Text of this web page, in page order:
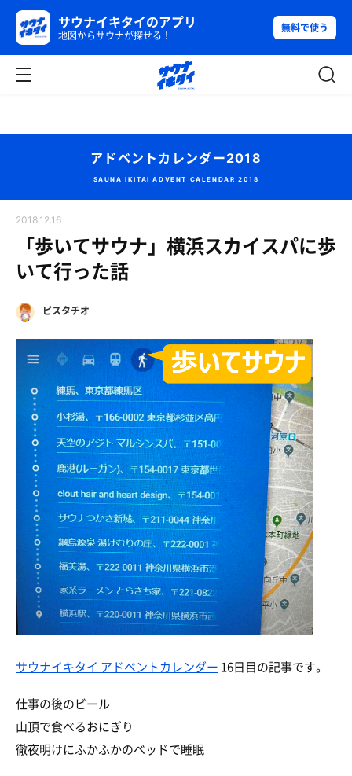
サウナイキタイのアプリ
地図からサウナが探せる！
無料で使う
アドベントカレンダー2018
SAUNA IKITAI ADVENT CALENDAR 2018
2018.12.16
「歩いてサウナ」横浜スカイスパに歩
いて行った話
ピスタチオ
サウナイキタイ アドベントカレンダー 16日目の記事です。
仕事の後のビール
山頂で食べるおにぎり
徹夜明けにふかふかのベッドで睡眠